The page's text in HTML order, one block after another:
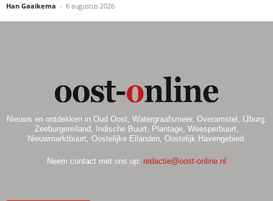
Han Gaaikema - 6 augustus 2026
Nieuws en ontdekken in Oud Oost, Watergraafsmeer, Overamstel, IJburg,
Zeeburgereiland, Indische Buurt, Plantage, Weesperbuurt,
Nieuwmarktbuurt, Oostelijke Eilanden, Oostelijk Havengebied.
Neem contact met ons op: redactie@oost-online.nl